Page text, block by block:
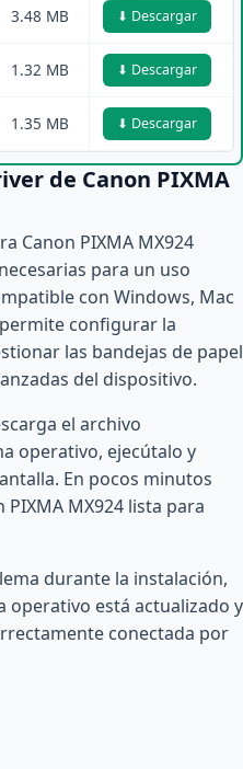
3.48 MB ⬇ Descargar
1.32 MB ⬇ Descargar
1.35 MB ⬇ Descargar
de Canon PIXMA
Canon PIXMA MX924
para un uso
con Windows, Mac
configurar la
las bandejas de papel
del dispositivo.
el archivo
operativo, ejecútalo y
En pocos minutos
MX924 lista para
durante la instalación,
operativo está actualizado y
conectada por